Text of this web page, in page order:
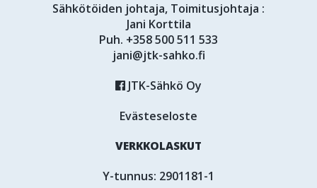
Sähkötöiden johtaja, Toimitusjohtaja :
Jani Korttila
Puh. +358 500 511 533
jani@jtk-sahko.fi
JTK-Sähkö Oy
Evästeseloste
VERKKOLASKUT
Y-tunnus: 2901181-1